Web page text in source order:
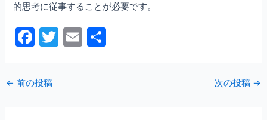
的思考に従事することが必要です。
F
c
e
T
E
← 前の投稿 次の投稿 →